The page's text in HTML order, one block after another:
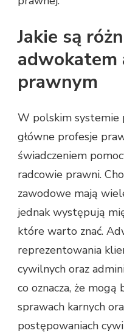
Jakie są
adwokatem
prawnym
W polskim systemie
główne profesje
świadczeniem
radcowie prawni.
zawodowe mają
jednak występują
które warto znać.
reprezentowania
cywilnych oraz
co oznacza, że mogą
sprawach karnych
postępowaniach